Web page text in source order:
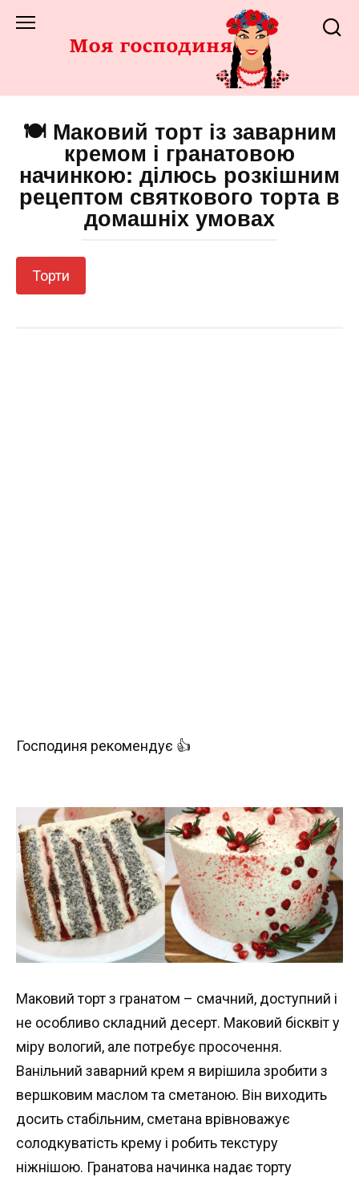
до
🍽️ Маковий торт із заварним
кремом і гранатовою
начинкою: ділюсь розкішним
рецептом святкового торта в
домашніх умовах
Торти
Господиня рекомендує 👍
Маковий торт з гранатом – смачний, доступний і
не особливо складний десерт. Маковий бісквіт у
міру вологий, але потребує просочення.
Ванільний заварний крем я вирішила зробити з
вершковим маслом та сметаною. Він виходить
досить стабільним, сметана врівноважує
солодкуватість крему і робить текстуру
ніжнішою. Гранатова начинка надає торту